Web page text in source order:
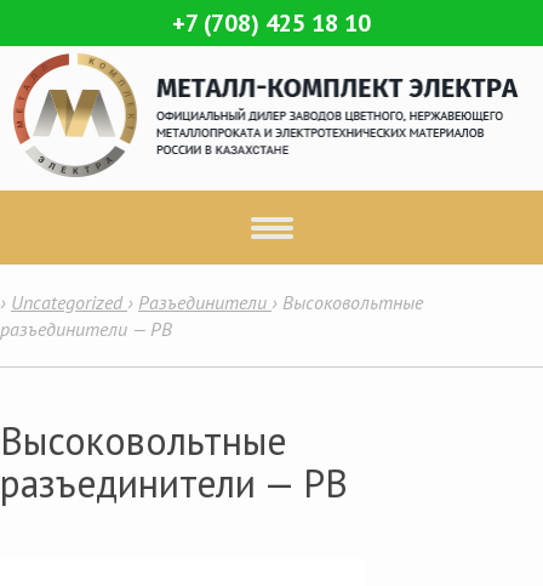
+7 (708) 425 18 10
› Uncategorized › Разъединители › Высоковольтные
разъединители — РВ
Высоковольтные
разъединители — РВ